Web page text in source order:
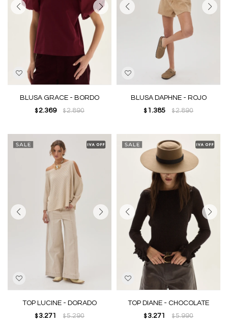
BLUSA GRACE - BORDO
$ 2.369 $2.890
BLUSA DAPHNE - ROJO
$ 1.385 $2.890
TOP LUCINE - DORADO
$ 3.271 $5.290
TOP DIANE - CHOCOLATE
$ 3.271 $5.990